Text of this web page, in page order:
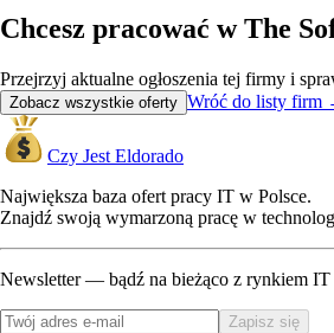
Chcesz pracować w The
Przejrzyj aktualne ogłoszenia tej firmy i
Zobacz wszystkie oferty Wróć do listy firm
Czy Jest Eldorado
Największa baza ofert pracy IT w Polsce.
Znajdź swoją wymarzoną pracę w
Newsletter — bądź na bieżąco z rynkiem IT
Zapisz się